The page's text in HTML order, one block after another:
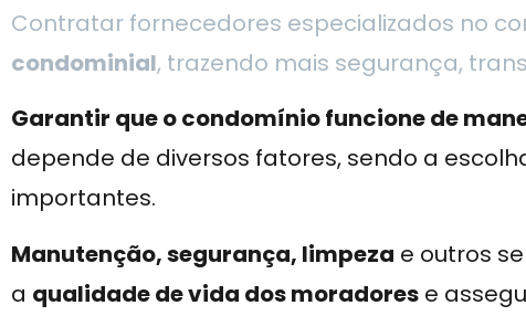
Contratar fornecedores especializados no
condominial, trazendo mais segurança,
Garantir que o condomínio funcione de
depende de diversos fatores, sendo a
importantes.
Manutenção, segurança, limpeza e outros
a qualidade de vida dos moradores e